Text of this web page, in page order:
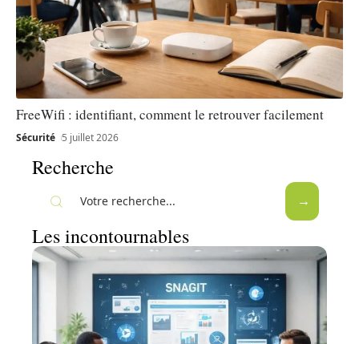
FreeWifi : identifiant, comment le retrouver facilement
Sécurité 5 juillet 2026
Recherche
Les incontournables